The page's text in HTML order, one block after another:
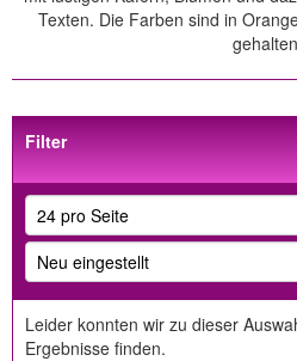
Texten. Die Farben sind in
Filter
Leider konnten wir zu dieser
Ergebnisse finden.